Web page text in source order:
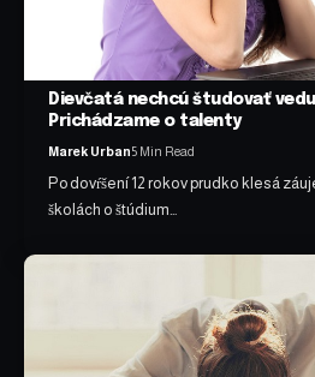
Dievčatá nechcú študovať
Prichádzame o talenty
Marek Urban5 Min Read
Po dovŕšení 12 rokov prudko klesá
školách o štúdium…